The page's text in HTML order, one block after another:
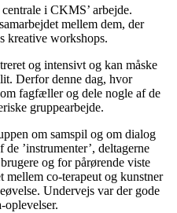
i CKMS’ arbejde.
mellem dem, der
kreative workshops.
og intensivt og kan måske
Derfor denne dag, hvor
fagfæller og dele nogle af de
gruppearbejde.
om samspil og om dialog
’instrumenter’, deltagerne
og for pårørende viste
co-terapeut og kunstner
Undervejs var der gode
oplevelser.